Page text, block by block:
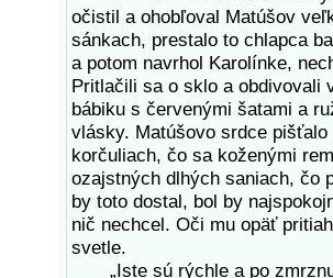
očistil a ohobľoval Matúšov
sánkach, prestalo to chlapca
a potom navrhol Karolínke,
Pritlačili sa o sklo a obdivovali
bábiku s červenými šatami a
vlásky. Matúšovo srdce
korčuliach, čo sa koženými
ozajstných dlhých saniach, čo
by toto dostal, bol by
nič nechcel. Oči mu opäť
svetle.
„Iste sú rýchle a po